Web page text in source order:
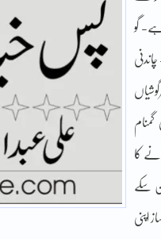
گو
کا
سکے
اپنی